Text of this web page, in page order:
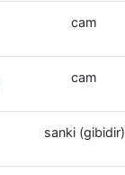
cam
cam
sanki (gibidir)